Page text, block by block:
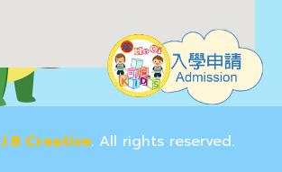
J.B Creative. All rights reserved.